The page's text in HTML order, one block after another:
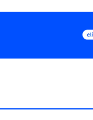
Podcast